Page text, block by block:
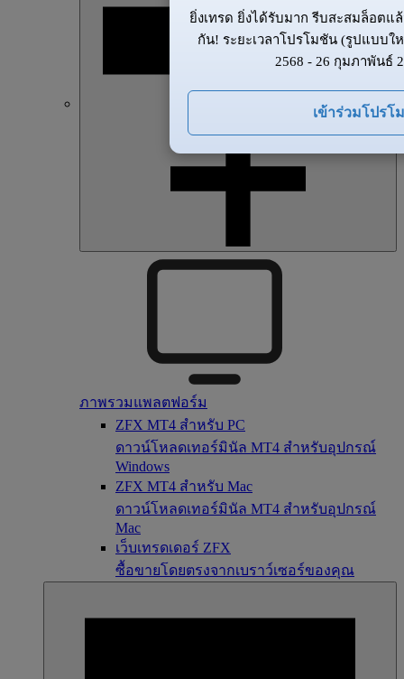
ภาพรวมแพลตฟอร์ม
ZFX MT4 สำหรับ PC
ดาวน์โหลดเทอร์มินัล MT4 สำหรับอุปกรณ์
Windows
ZFX MT4 สำหรับ Mac
ดาวน์โหลดเทอร์มินัล MT4 สำหรับอุปกรณ์
Mac
เว็บเทรดเดอร์ ZFX
ซื้อขายโดยตรงจากเบราว์เซอร์ของคุณ
ยิ่งเทรด ยิ่งได้รับมาก รีบสะสมล็อตแ
กัน! ระยะเวลาโปรโมชัน (รูปแบบใ
2568 - 26 กุมภาพันธ์
เข้าร่วมโปรโ